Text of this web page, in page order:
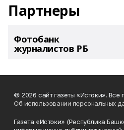
Партнеры
Фотобанк
журналистов РБ
© 2026 сайт газеты «Истоки». Все
Об использовании персональных
Газета «Истоки» (Республика